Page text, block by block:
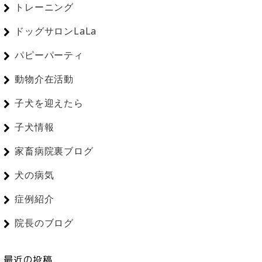
トレーニング
ドッグサロンLaLa
パピーパーティ
動物介在活動
子犬を迎えたら
子犬情報
家畜病院裏ブログ
犬の病気
症例紹介
院長のブログ